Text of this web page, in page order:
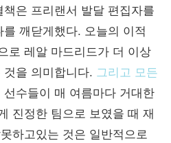
은 프리랜서 발달 편집자를
깨닫게했다. 오늘의 이적
로 레알 마드리드가 더 이상
을 의미합니다. 그리고 모든
선수들이 매 여름마다 거대한
진정한 팀으로 보였을 때 재
하고있는 것은 일반적으로